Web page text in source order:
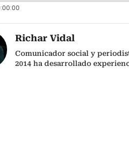
Richar Vidal
Comunicador social y
2014 ha desarrollado